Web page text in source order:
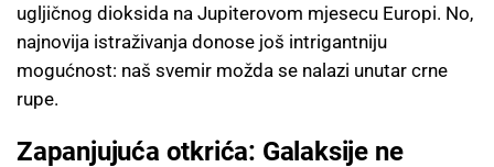
ugljičnog dioksida na Jupiterovom mjesecu Europi. No,
najnovija istraživanja donose još intrigantniju
mogućnost: naš svemir možda se nalazi unutar crne
rupe.
Zapanjujuća otkrića: Galaksije ne